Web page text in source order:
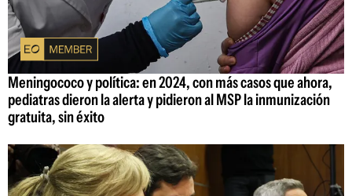
Meningococo y política: en 2024, con más casos que ahora,
pediatras dieron la alerta y pidieron al MSP la inmunización
gratuita, sin éxito